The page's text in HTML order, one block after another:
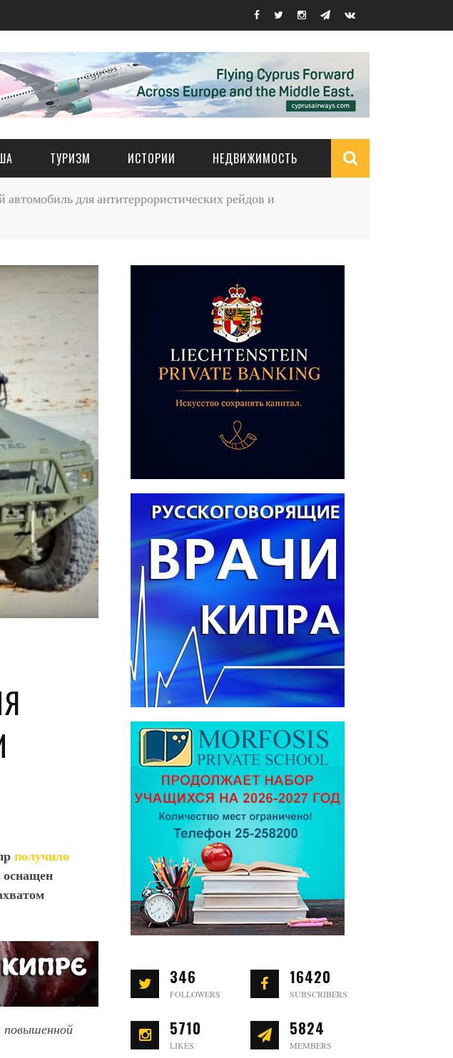
ТУРИЗМ ИСТОРИИ НЕДВИЖИМОСТЬ
для антитеррористических рейдов и
получило
346
FOLLOWERS
16420
SUBSCRIBERS
5710
LIKES
5824
MEMBERS